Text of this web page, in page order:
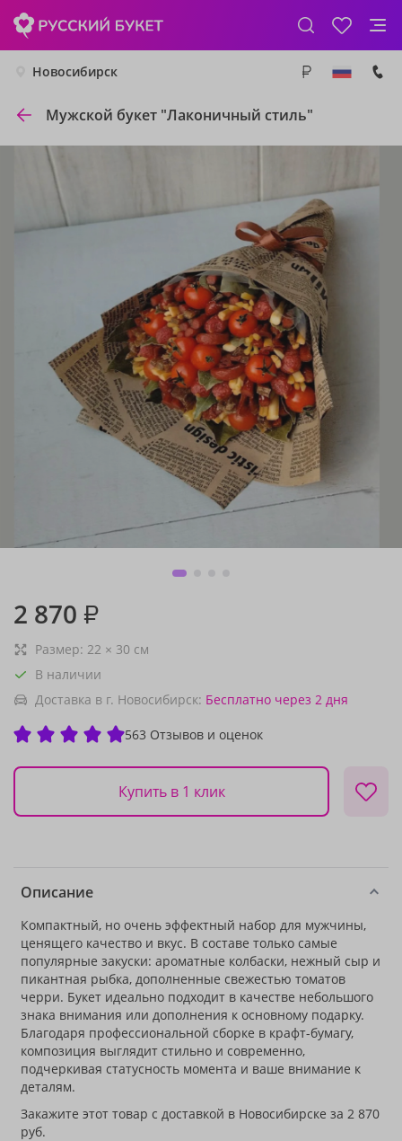
Новосибирск
Мужской букет "Лаконичный стиль"
2 870 ₽
Размер: 22 × 30 см
В наличии
Доставка в г. Новосибирск: Бесплатно через 2 дня
563 Отзывов и оценок
Купить в 1 клик
Описание
Компактный, но очень эффектный набор для мужчины,
ценящего качество и вкус. В составе только самые
популярные закуски: ароматные колбаски, нежный сыр и
пикантная рыбка, дополненные свежестью томатов
черри. Букет идеально подходит в качестве небольшого
знака внимания или дополнения к основному подарку.
Благодаря профессиональной сборке в крафт-бумагу,
композиция выглядит стильно и современно,
подчеркивая статусность момента и ваше внимание к
деталям.
Закажите этот товар с доставкой в Новосибирске за 2 870
руб.